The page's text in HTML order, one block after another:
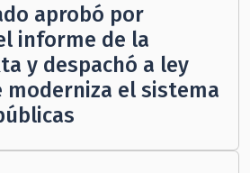
aprobó por
informe de la
y despachó a ley
moderniza el sistema